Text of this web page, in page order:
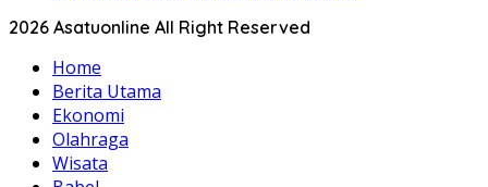
2026 Asatuonline All Right Reserved
Home
Berita Utama
Ekonomi
Olahraga
Wisata